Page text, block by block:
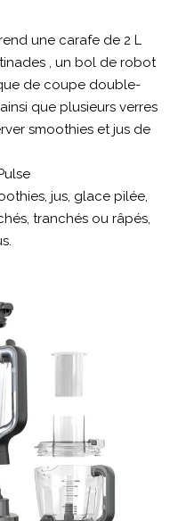
une carafe de 2 L
, un bol de robot
de coupe double-
que plusieurs verres
smoothies et jus de
jus, glace pilée,
tranchés ou râpés,